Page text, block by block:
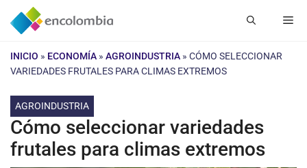
Saltar
INICIO » ECONOMÍA » AGROINDUSTRIA » CÓMO SELECCIONAR
VARIEDADES FRUTALES PARA CLIMAS EXTREMOS
AGROINDUSTRIA
Cómo seleccionar variedades
frutales para climas extremos